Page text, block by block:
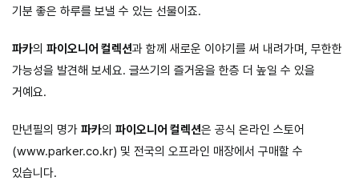
기분 좋은 하루를 보낼 수 있는 선물이죠.
파카의 파이오니어 컬렉션과 함께 새로운 이야기를 써 내려가며, 무한한
가능성을 발견해 보세요. 글쓰기의 즐거움을 한층 더 높일 수 있을
거예요.
만년필의 명가 파카의 파이오니어 컬렉션은 공식 온라인 스토어
(www.parker.co.kr) 및 전국의 오프라인 매장에서 구매할 수
있습니다.